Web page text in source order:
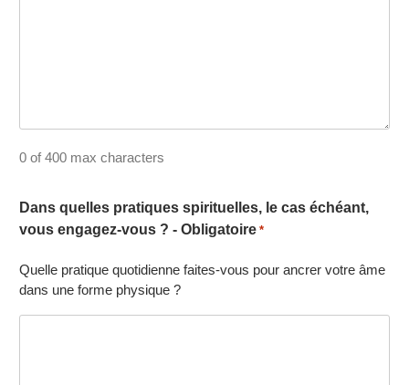
0 of 400 max characters
Dans quelles pratiques spirituelles, le cas échéant,
vous engagez-vous ? - Obligatoire *
Quelle pratique quotidienne faites-vous pour ancrer votre âme
dans une forme physique ?